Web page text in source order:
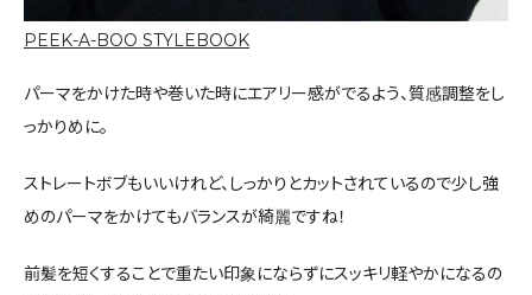
PEEK-A-BOO STYLEBOOK
パーマをかけた時や巻いた時にエアリー感がでるよう、質感調整をし
っかりめに。
ストレートボブもいいけれど、しっかりとカットされているので少し強
めのパーマをかけてもバランスが綺麗ですね！
前髪を短くすることで重たい印象にならずにスッキリ軽やかになるの